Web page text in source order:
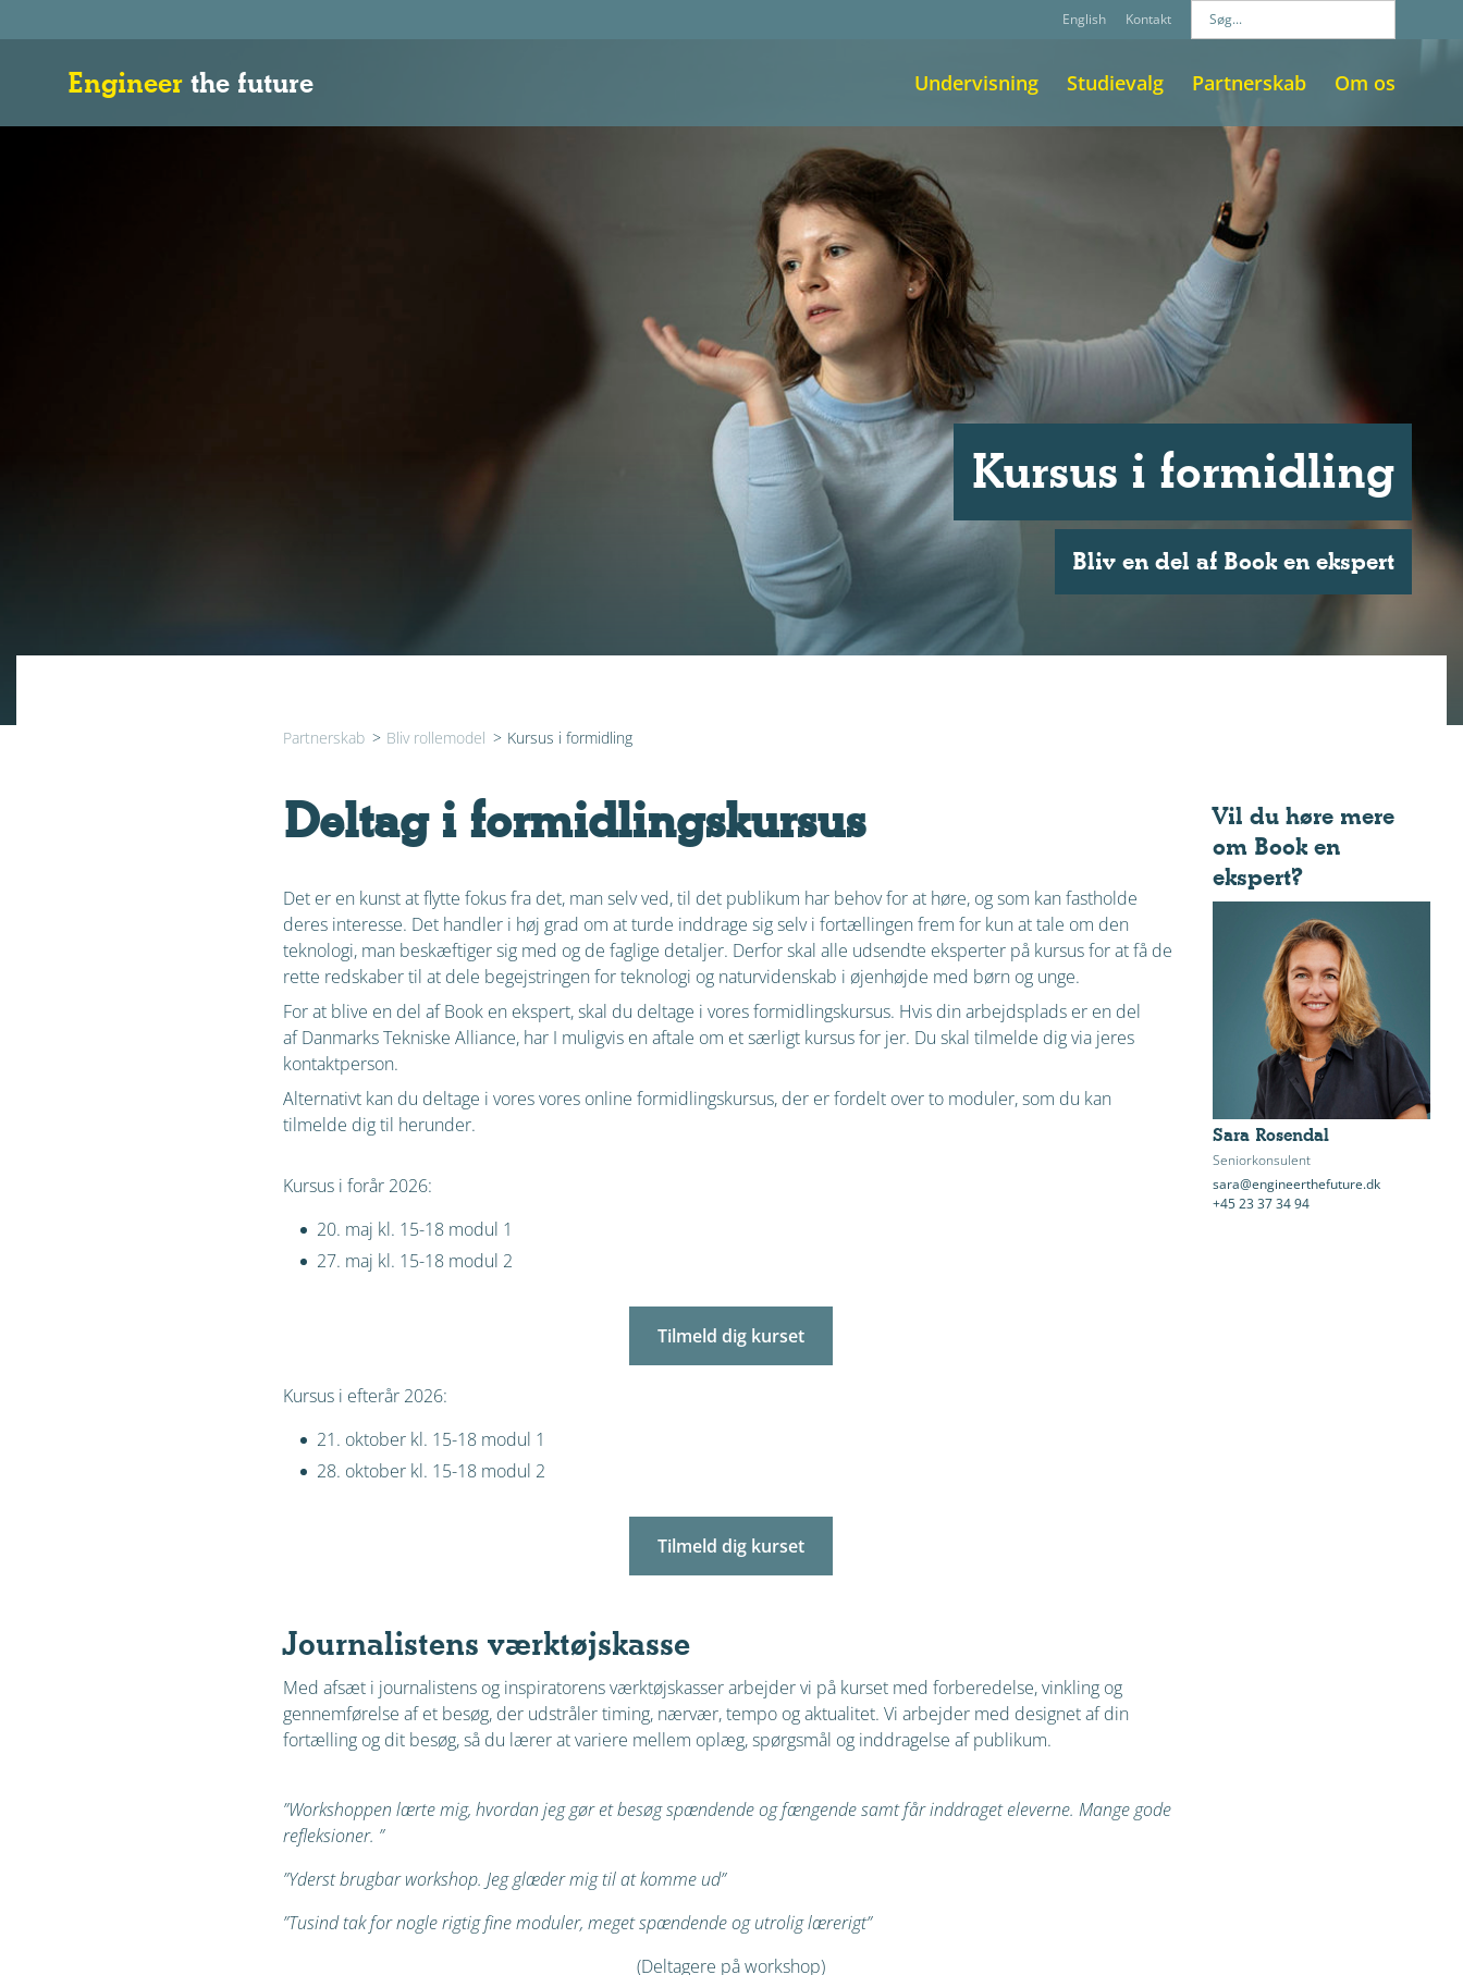
English Kontakt
Engineer the future Undervisning Studievalg Partnerskab Om os
Kursus i formidling
Bliv en del af Book en ekspert
Partnerskab > Bliv rollemodel > Kursus i formidling
Deltag i formidlingskursus
Det er en kunst at flytte fokus fra det, man selv ved, til det publikum har behov for at høre, og som kan fastholde
deres interesse. Det handler i høj grad om at turde inddrage sig selv i fortællingen frem for kun at tale om den
teknologi, man beskæftiger sig med og de faglige detaljer. Derfor skal alle udsendte eksperter på kursus for at få de
rette redskaber til at dele begejstringen for teknologi og naturvidenskab i øjenhøjde med børn og unge.
For at blive en del af Book en ekspert, skal du deltage i vores formidlingskursus. Hvis din arbejdsplads er en del
af Danmarks Tekniske Alliance, har I muligvis en aftale om et særligt kursus for jer. Du skal tilmelde dig via jeres
kontaktperson.
Alternativt kan du deltage i vores vores online formidlingskursus, der er fordelt over to moduler, som du kan
tilmelde dig til herunder.
Kursus i forår 2026:
20. maj kl. 15-18 modul 1
27. maj kl. 15-18 modul 2
Tilmeld dig kurset
Kursus i efterår 2026:
21. oktober kl. 15-18 modul 1
28. oktober kl. 15-18 modul 2
Tilmeld dig kurset
Journalistens værktøjskasse
Med afsæt i journalistens og inspiratorens værktøjskasser arbejder vi på kurset med forberedelse, vinkling og
gennemførelse af et besøg, der udstråler timing, nærvær, tempo og aktualitet. Vi arbejder med designet af din
fortælling og dit besøg, så du lærer at variere mellem oplæg, spørgsmål og inddragelse af publikum.
”Workshoppen lærte mig, hvordan jeg gør et besøg spændende og fængende samt får inddraget eleverne. Mange gode
refleksioner. ”
”Yderst brugbar workshop. Jeg glæder mig til at komme ud”
”Tusind tak for nogle rigtig fine moduler, meget spændende og utrolig lærerigt”
(Deltagere på workshop)
Vil du høre mere
om Book en
ekspert?
Sara Rosendal
Seniorkonsulent
sara@engineerthefuture.dk
+45 23 37 34 94